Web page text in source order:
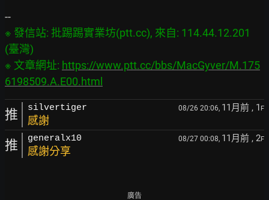
※ 發信站: 批踢踢實業坊(ptt.cc), 來自: 114.44.12.201
(臺灣)
※ 文章網址: https://www.ptt.cc/bbs/MacGyver/M.175
6198509.A.E00.html
推 silvertiger 08/26 20:06, 11月前 , 1 F
感謝
推 generalx10 08/27 00:08, 11月前 , 2F
感謝分享
廣告